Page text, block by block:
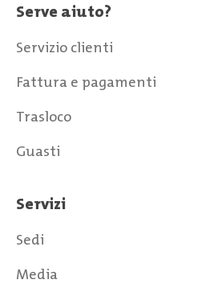
Serve aiuto?
Servizio clienti
Fattura e pagamenti
Trasloco
Guasti
Servizi
Sedi
Media